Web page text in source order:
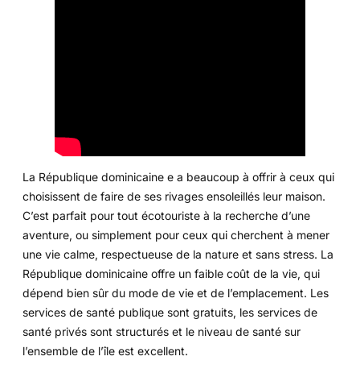
La République dominicaine e a beaucoup à offrir à ceux qui
choisissent de faire de ses rivages ensoleillés leur maison.
C’est parfait pour tout écotouriste à la recherche d’une
aventure, ou simplement pour ceux qui cherchent à mener
une vie calme, respectueuse de la nature et sans stress. La
République dominicaine offre un faible coût de la vie, qui
dépend bien sûr du mode de vie et de l’emplacement. Les
services de santé publique sont gratuits, les services de
santé privés sont structurés et le niveau de santé sur
l’ensemble de l’île est excellent.